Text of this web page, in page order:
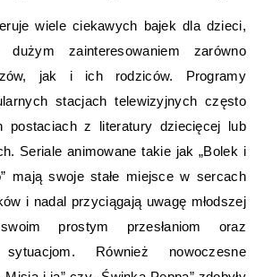
wiele ciekawych bajek dla dzieci,
zainteresowaniem zarówno
jak i ich rodziców. Programy
stacjach telewizyjnych często
postaciach z literatury dziecięcej lub
Seriale animowane takie jak „Bolek i
mają swoje stałe miejsce w sercach
i nadal przyciągają uwagę młodszej
prostym przesłaniom oraz
sytuacjom. Również nowoczesne